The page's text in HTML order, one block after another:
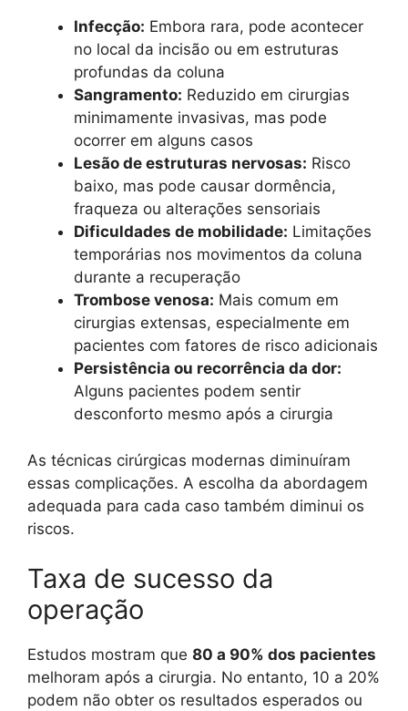
Infecção: Embora rara, pode acontecer
no local da incisão ou em estruturas
profundas da coluna
Sangramento: Reduzido em cirurgias
minimamente invasivas, mas pode
ocorrer em alguns casos
Lesão de estruturas nervosas: Risco
baixo, mas pode causar dormência,
fraqueza ou alterações sensoriais
Dificuldades de mobilidade: Limitações
temporárias nos movimentos da coluna
durante a recuperação
Trombose venosa: Mais comum em
cirurgias extensas, especialmente em
pacientes com fatores de risco adicionais
Persistência ou recorrência da dor:
Alguns pacientes podem sentir
desconforto mesmo após a cirurgia
As técnicas cirúrgicas modernas diminuíram
essas complicações. A escolha da abordagem
adequada para cada caso também diminui os
riscos.
Taxa de sucesso da
operação
Estudos mostram que 80 a 90% dos pacientes
melhoram após a cirurgia. No entanto, 10 a 20%
podem não obter os resultados esperados ou